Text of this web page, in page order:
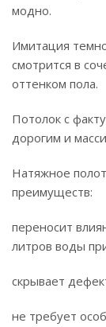
модно.
Имитация
смотрится в
оттенком пола.
Потолок с
дорогим и
Натяжное
преимуществ:
переносит
литров воды
скрывает
не требует